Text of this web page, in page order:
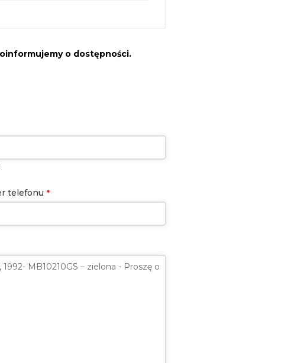
o dostępności.
telefonu *